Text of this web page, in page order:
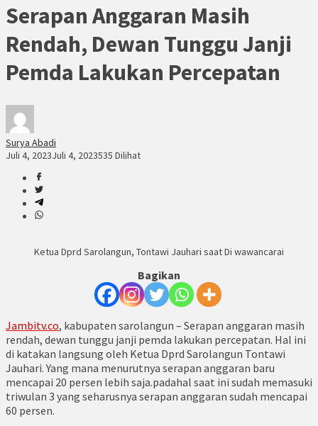
Serapan Anggaran Masih
Rendah, Dewan Tunggu Janji
Pemda Lakukan Percepatan
Surya Abadi
Juli 4, 2023Juli 4, 2023535 Dilihat
Ketua Dprd Sarolangun, Tontawi Jauhari saat Di wawancarai
Bagikan
Jambitv.co, kabupaten sarolangun – Serapan anggaran masih
rendah, dewan tunggu janji pemda lakukan percepatan. Hal ini
di katakan langsung oleh Ketua Dprd Sarolangun Tontawi
Jauhari. Yang mana menurutnya serapan anggaran baru
mencapai 20 persen lebih saja.padahal saat ini sudah memasuki
triwulan 3 yang seharusnya serapan anggaran sudah mencapai
60 persen.